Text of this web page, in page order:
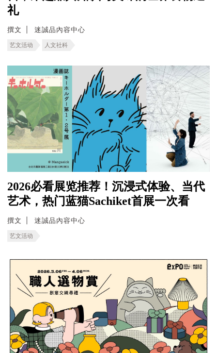
礼
撰文 迷誠品內容中心
艺文活动 人文社科
2026必看展览推荐！沉浸式体验、当代
艺术，热门蓝猫Sachiket首展一次看
撰文 迷誠品內容中心
艺文活动